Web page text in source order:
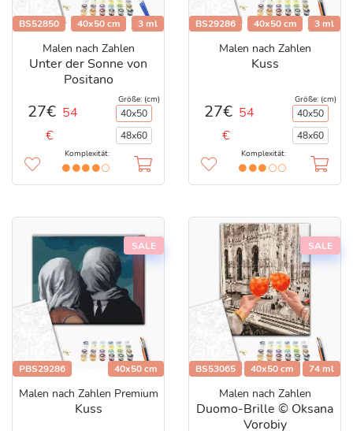
BS52850 40x50 cm 3 ml
Malen nach Zahlen
Unter der Sonne von
Positano
27€ 54
€
Größe: (cm)
40x50
48x60
Komplexität:
BS29286 40x50 cm 3 ml
Malen nach Zahlen
Kuss
27€ 54
€
Größe: (cm)
40x50
48x60
Komplexität:
SALE
PBS29286 40x50 cm
Malen nach Zahlen Premium
Kuss
SALE
BS53065 40x50 cm 74 ml
Malen nach Zahlen
Duomo-Brille © Oksana
Vorobiy